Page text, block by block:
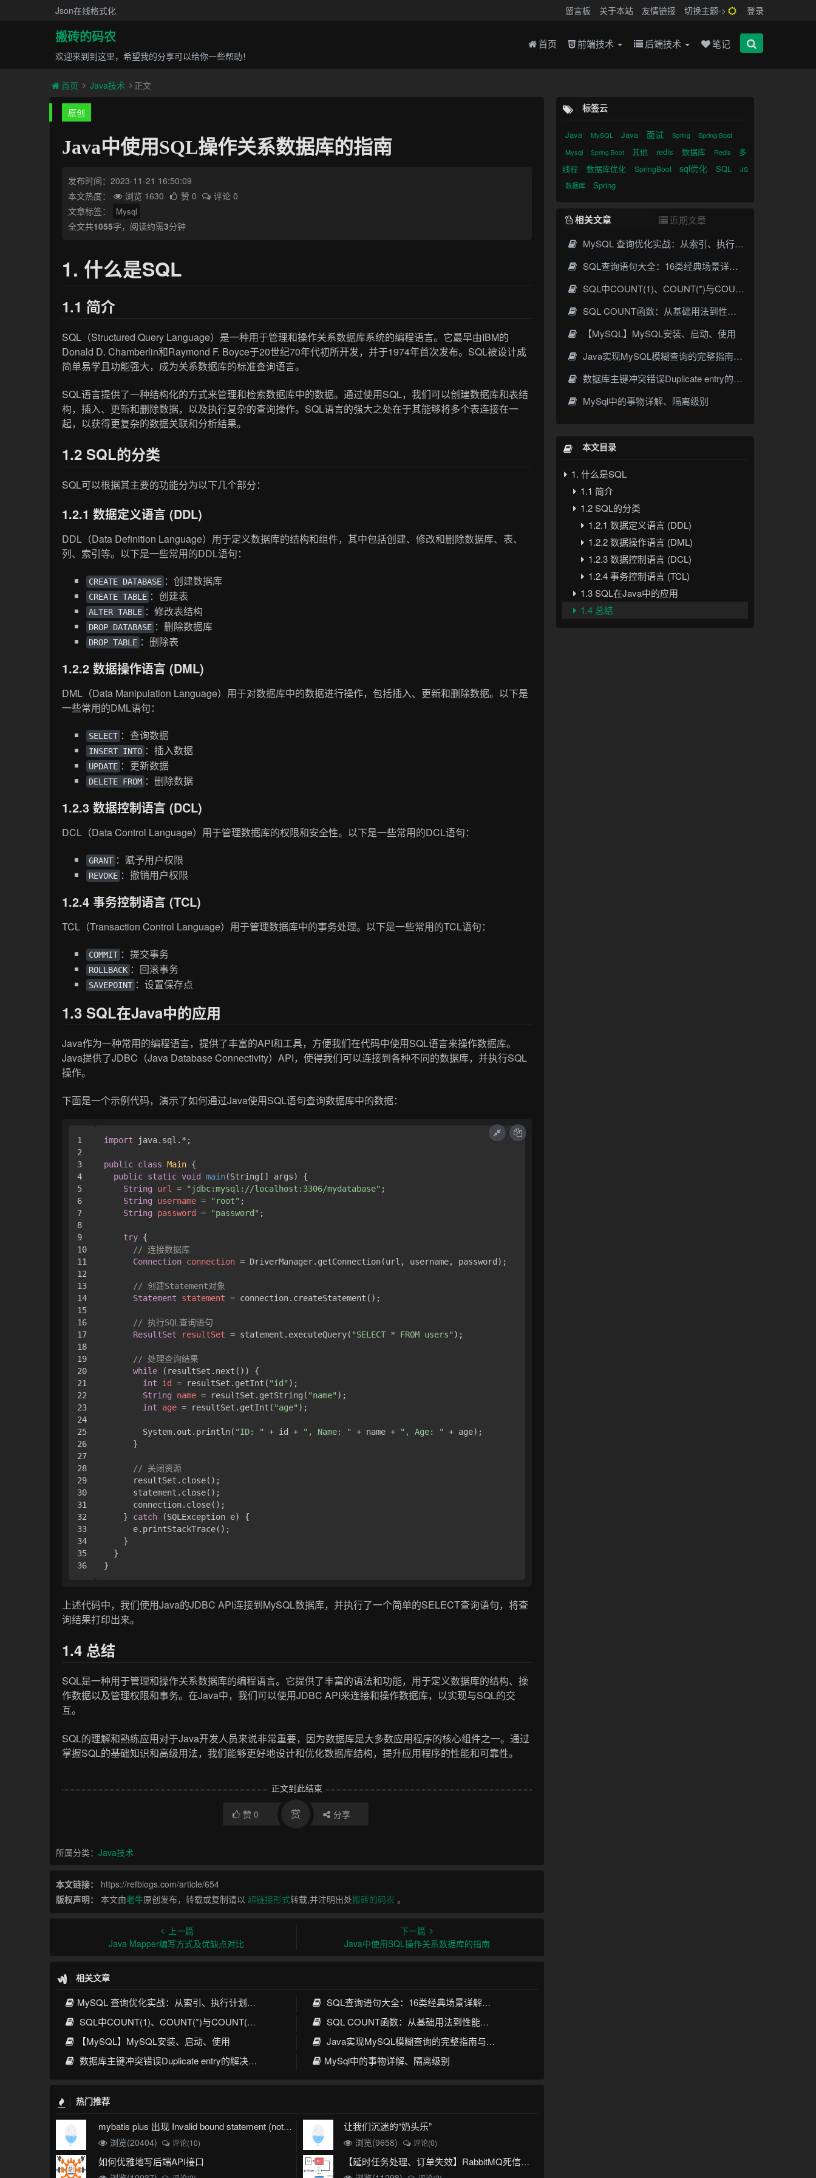
Json在线格式化 留言板 关于本站 友情链接 切换主题-> 登录
搬砖的码农
欢迎来到到这里，希望我的分享可以给你一些帮助！
首页 前端技术 后端技术 笔记
首页 Java技术 正文
原创
Java中使用SQL操作关系数据库的指南
发布时间：2023-11-21 16:50:09
本文热度：
浏览 1630 赞 0
评论 0
文章标签：
Mysql
全文共1055字，阅读约需3分钟
1. 什么是SQL
1.1 简介
SQL（Structured Query Language）是一种用于管理和操作关系数据库系统的编程语言。它最早由IBM的
Donald D. Chamberlin和Raymond F. Boyce于20世纪70年代初所开发，并于1974年首次发布。SQL被设计成
简单易学且功能强大，成为关系数据库的标准查询语言。
SQL语言提供了一种结构化的方式来管理和检索数据库中的数据。通过使用SQL，我们可以创建数据库和表结
构，插入、更新和删除数据，以及执行复杂的查询操作。SQL语言的强大之处在于其能够将多个表连接在一
起，以获得更复杂的数据关联和分析结果。
1.2 SQL的分类
SQL可以根据其主要的功能分为以下几个部分：
1.2.1 数据定义语言 (DDL)
DDL（Data Definition Language）用于定义数据库的结构和组件，其中包括创建、修改和删除数据库、表、
列、索引等。以下是一些常用的DDL语句：
CREATE DATABASE ：创建数据库
CREATE TABLE ：创建表
ALTER TABLE ：修改表结构
DROP DATABASE ：删除数据库
DROP TABLE ：删除表
1.2.2 数据操作语言 (DML)
DML（Data Manipulation Language）用于对数据库中的数据进行操作，包括插入、更新和删除数据。以下是
一些常用的DML语句：
SELECT ：查询数据
INSERT INTO ：插入数据
UPDATE ：更新数据
DELETE FROM ：删除数据
1.2.3 数据控制语言 (DCL)
DCL（Data Control Language）用于管理数据库的权限和安全性。以下是一些常用的DCL语句：
GRANT ：赋予用户权限
REVOKE ：撤销用户权限
1.2.4 事务控制语言 (TCL)
TCL（Transaction Control Language）用于管理数据库中的事务处理。以下是一些常用的TCL语句：
COMMIT ：提交事务
ROLLBACK ：回滚事务
SAVEPOINT ：设置保存点
1.3 SQL在Java中的应用
Java作为一种常用的编程语言，提供了丰富的API和工具，方便我们在代码中使用SQL语言来操作数据库。
Java提供了JDBC（Java Database Connectivity）API，使得我们可以连接到各种不同的数据库，并执行SQL
操作。
下面是一个示例代码，演示了如何通过Java使用SQL语句查询数据库中的数据：
1
2
3
4
5
6
7
8
9
10
11
12
13
14
15
16
17
18
19
20
21
22
23
24
25
26
27
28
29
30
31
32
33
34
35
import java.sql.*;
public class Main {
public static void main(String[] args)
{
String
url = "jdbc:mysql://localhost:3306/mydatabase" ;
String
username = "root" ;
String
password = "password" ;
try {
// 连接数据库
Connection connection = DriverManager.getConnection(url, username, password);
// 创建Statement对象
Statement
statement = connection.createStatement();
// 执行SQL查询语句
ResultSet
resultSet = statement.executeQuery( "SELECT * FROM users" );
// 处理查询结果
while (resultSet.next()) {
int
id = resultSet.getInt( "id" );
String
name = resultSet.getString( "name" );
int
age = resultSet.getInt( "age" );
        System.out.println(
"ID: " + id + ", Name: " + name + ", Age: "
+ age);
      }
// 关闭资源
      resultSet.close();
      statement.close();
      connection.close();
    }
catch (SQLException e) {
      e.printStackTrace();
    }
  }
上述代码中，我们使用Java的JDBC API连接到MySQL数据库，并执行了一个简单的SELECT查询语句，将查
询结果打印出来。
1.4 总结
SQL是一种用于管理和操作关系数据库的编程语言。它提供了丰富的语法和功能，用于定义数据库的结构、操
作数据以及管理权限和事务。在Java中，我们可以使用JDBC API来连接和操作数据库，以实现与SQL的交
互。
SQL的理解和熟练应用对于Java开发人员来说非常重要，因为数据库是大多数应用程序的核心组件之一。通过
掌握SQL的基础知识和高级用法，我们能够更好地设计和优化数据库结构，提升应用程序的性能和可靠性。
正文到此结束
赞0 赏 分享
所属分类：Java技术
本文链接：
https://refblogs.com/article/654
版权声明：
本文由老牛原创发布，转载或复制请以超链接形式转载,并注明出处搬砖的码农 。
上一篇
Java Mapper编写方式及优缺点对比
下一篇
Java中使用SQL操作关系数据库的指南
相关文章
MySQL 查询优化实战：从索引、执行计划到SQL调优全攻略
SQL查询语句大全：16类经典场景详解与性能优化指南
SQL中COUNT(1)、COUNT(*)与COUNT(列名)的核心区别与优化实践
SQL COUNT函数：从基础用法到性能优化全攻略
【MySQL】MySQL安装、启动、使用
Java实现MySQL模糊查询的完整指南与最佳实践
数据库主键冲突错误Duplicate entry的解决方案
MySql中的事物详解、隔离级别
热门推荐
mybatis plus 出现 Invalid bound statement (not found)
浏览(20404)
评论(10)
让我们沉迷的“奶头乐”
浏览(9658) 评论(0)
如何优雅地写后端API接口
【延时任务处理、订单失效】RabbitMQ死信队列实现
标签云
Java MySQL Java 面试 Spring
Spring Boot
Mysql
Spring Boot 其他 redis 数据库 Redis
多
线程
数据库优化 SpringBoot sql优化 SQL
JS
数据库
Spring
相关文章
近期文章
MySQL 查询优化实战：从索引、执行计划到SQL调优全攻略
SQL查询语句大全：16类经典场景详解与性能优化指南
SQL中COUNT(1)、COUNT(*)与COUNT(列名)的核心区别与优化实践
SQL COUNT函数：从基础用法到性能优化全攻略
【MySQL】MySQL安装、启动、使用
Java实现MySQL模糊查询的完整指南与最佳实践
数据库主键冲突错误Duplicate entry的解决方案
MySql中的事物详解、隔离级别
本文目录
1. 什么是SQL
1.1 简介
1.2 SQL的分类
1.2.1 数据定义语言 (DDL)
1.2.2 数据操作语言 (DML)
1.2.3 数据控制语言 (DCL)
1.2.4 事务控制语言 (TCL)
1.3 SQL在Java中的应用
1.4 总结